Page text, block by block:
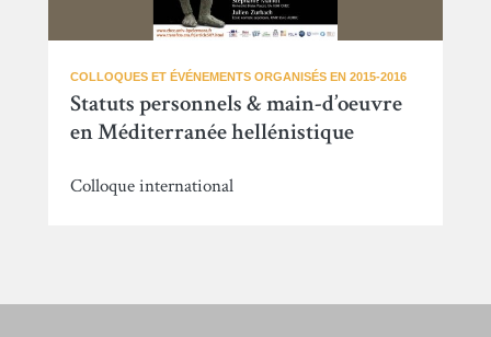
COLLOQUES ET ÉVÉNEMENTS ORGANISÉS EN 2015-2016
Statuts personnels & main-d’oeuvre
en Méditerranée hellénistique
Colloque international